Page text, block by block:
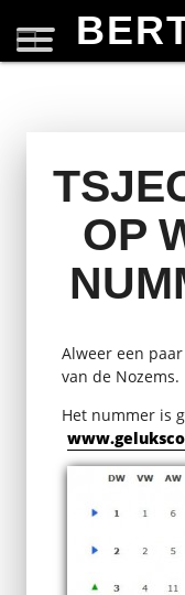
OP
Alweer een
van de Nozems.
Het nummer is